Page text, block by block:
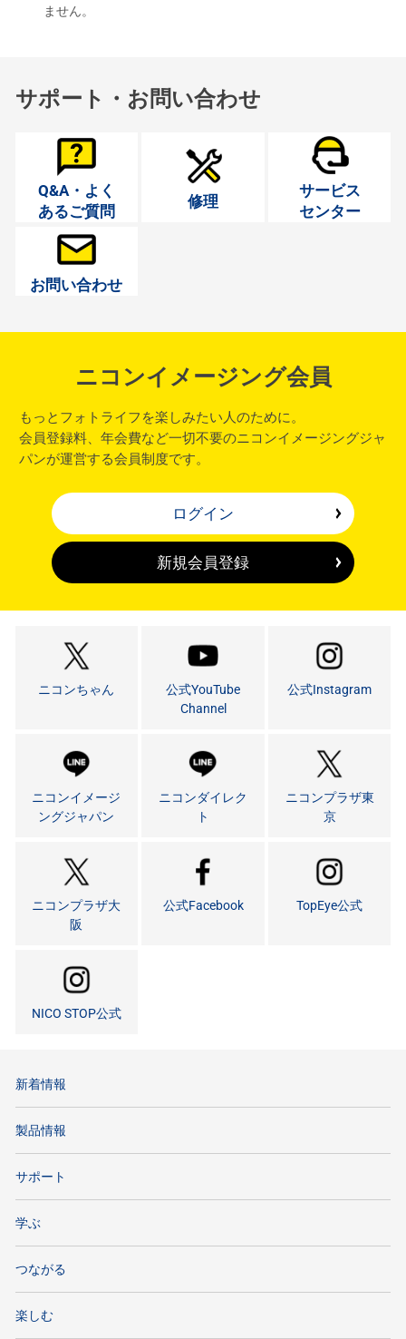
ません。
サポート・お問い合わせ
Q&A・よく
あるご質問
修理
サービス
センター
お問い合わせ
ニコンイメージング会員
もっとフォトライフを楽しみたい人のために。
会員登録料、年会費など一切不要のニコンイメージングジャ
パンが運営する会員制度です。
ログイン
新規会員登録
ニコンちゃん
公式YouTube
Channel
公式Instagram
ニコンイメージ
ングジャパン
ニコンダイレク
ト
ニコンプラザ東
京
ニコンプラザ大
阪
公式Facebook TopEye公式
NICO STOP公式
新着情報
製品情報
サポート
学ぶ
つながる
楽しむ